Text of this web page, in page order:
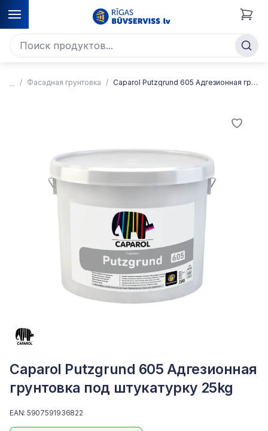
Фасадная грунтовка Caparol Putzgrund 605 Адгезионная грунтовка под штукатурку
Caparol Putzgrund 605 Адгезионная
грунтовка под штукатурку 25kg
EAN: 5907591936822